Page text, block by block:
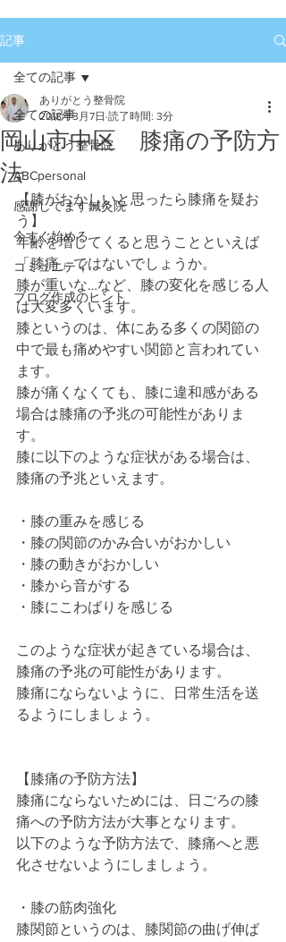
記事
全ての記事
ありがとう整骨院
ABCpersonal
感謝してます鍼灸院
今すぐ始める
コミュニティ
ブログ作成のヒント
全ての記事
岡山市中区 膝痛の予防方
法
ありがとう整骨院
2018年3月7日 読了時間: 3分
【膝がおかしいと思ったら膝痛を疑お
う】
年齢を増してくると思うことといえば
「膝痛」ではないでしょうか。
膝が重いな…など、膝の変化を感じる人
は大変多くいます。
膝というのは、体にある多くの関節の
中で最も痛めやすい関節と言われてい
ます。
膝が痛くなくても、膝に違和感がある
場合は膝痛の予兆の可能性がありま
す。
膝に以下のような症状がある場合は、
膝痛の予兆といえます。
・膝の重みを感じる
・膝の関節のかみ合いがおかしい
・膝の動きがおかしい
・膝から音がする
・膝にこわばりを感じる
このような症状が起きている場合は、
膝痛の予兆の可能性があります。
膝痛にならないように、日常生活を送
るようにしましょう。
【膝痛の予防方法】
膝痛にならないためには、日ごろの膝
痛への予防方法が大事となります。
以下のような予防方法で、膝痛へと悪
化させないようにしましょう。
・膝の筋肉強化
膝関節というのは、膝関節の曲げ伸ば